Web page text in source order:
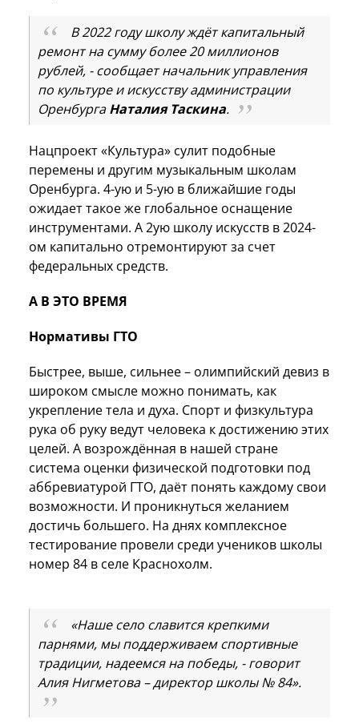
В 2022 году школу ждёт капитальный
ремонт на сумму более 20 миллионов
рублей, - сообщает начальник управления
по культуре и искусству администрации
ОренбургаНаталия Таскина.
Нацпроект «Культура» сулит подобные
перемены и другим музыкальным школам
Оренбурга. 4-ую и 5-ую в ближайшие годы
ожидает такое же глобальное оснащение
инструментами. А 2ую школу искусств в 2024-
ом капитально отремонтируют за счет
федеральных средств.
А В ЭТО ВРЕМЯ
Нормативы ГТО
Быстрее, выше, сильнее – олимпийский девиз в
широком смысле можно понимать, как
укрепление тела и духа. Спорт и физкультура
рука об руку ведут человека к достижению этих
целей. А возрождённая в нашей стране
система оценки физической подготовки под
аббревиатурой ГТО, даёт понять каждому свои
возможности. И проникнуться желанием
достичь большего. На днях комплексное
тестирование провели среди учеников школы
номер 84 в селе Краснохолм.
«Наше село славится крепкими
парнями, мы поддерживаем спортивные
традиции, надеемся на победы, - говорит
Алия Нигметова – директор школы № 84».